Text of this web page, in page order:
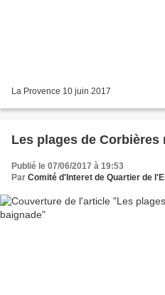
La Provence 10 juin 2017
Les plages de
Publié le 07/06/2017 à 19:53
Par Comité d'Interet de Quartier de